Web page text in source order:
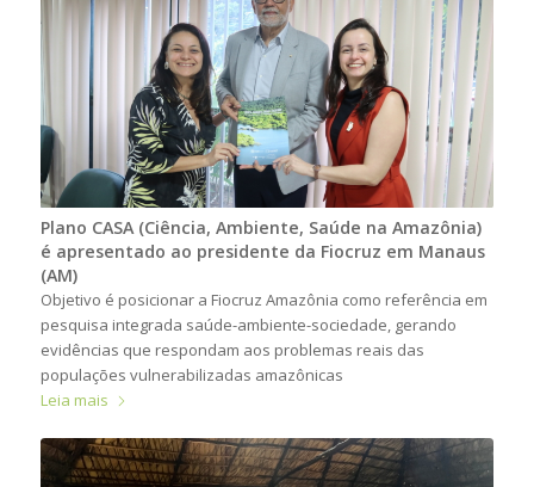
Plano CASA (Ciência, Ambiente, Saúde na Amazônia)
é apresentado ao presidente da Fiocruz em Manaus
(AM)
Objetivo é posicionar a Fiocruz Amazônia como referência em
pesquisa integrada saúde-ambiente-sociedade, gerando
evidências que respondam aos problemas reais das
populações vulnerabilizadas amazônicas
Leia mais